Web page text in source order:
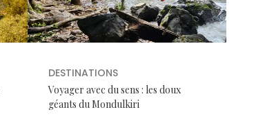
DESTINATIONS
Voyager avec du sens : les doux
géants du Mondulkiri